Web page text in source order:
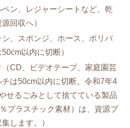
ン、レジャーシートなど。乾
回収へ）
、スポンジ、ホース、ポリバ
以内に切断）
CD、ビデオテープ、家庭園芸
は50cm以内に切断。令和7年4
せるごみとして捨てている製品
プラスチック素材）は、資源プ
します。）